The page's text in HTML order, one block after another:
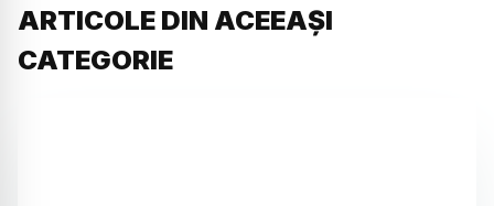
ARTICOLE DIN ACEEAȘI
CATEGORIE